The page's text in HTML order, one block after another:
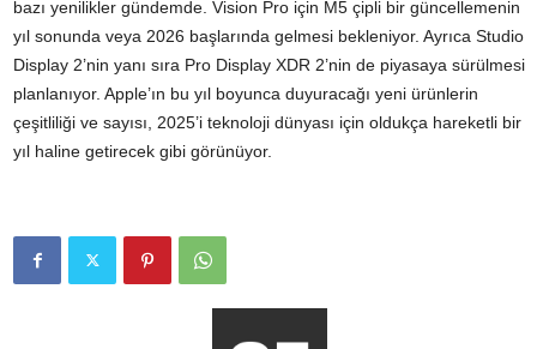
bazı yenilikler gündemde. Vision Pro için M5 çipli bir güncellemenin
yıl sonunda veya 2026 başlarında gelmesi bekleniyor. Ayrıca Studio
Display 2’nin yanı sıra Pro Display XDR 2’nin de piyasaya sürülmesi
planlanıyor. Apple’ın bu yıl boyunca duyuracağı yeni ürünlerin
çeşitliliği ve sayısı, 2025’i teknoloji dünyası için oldukça hareketli bir
yıl haline getirecek gibi görünüyor.